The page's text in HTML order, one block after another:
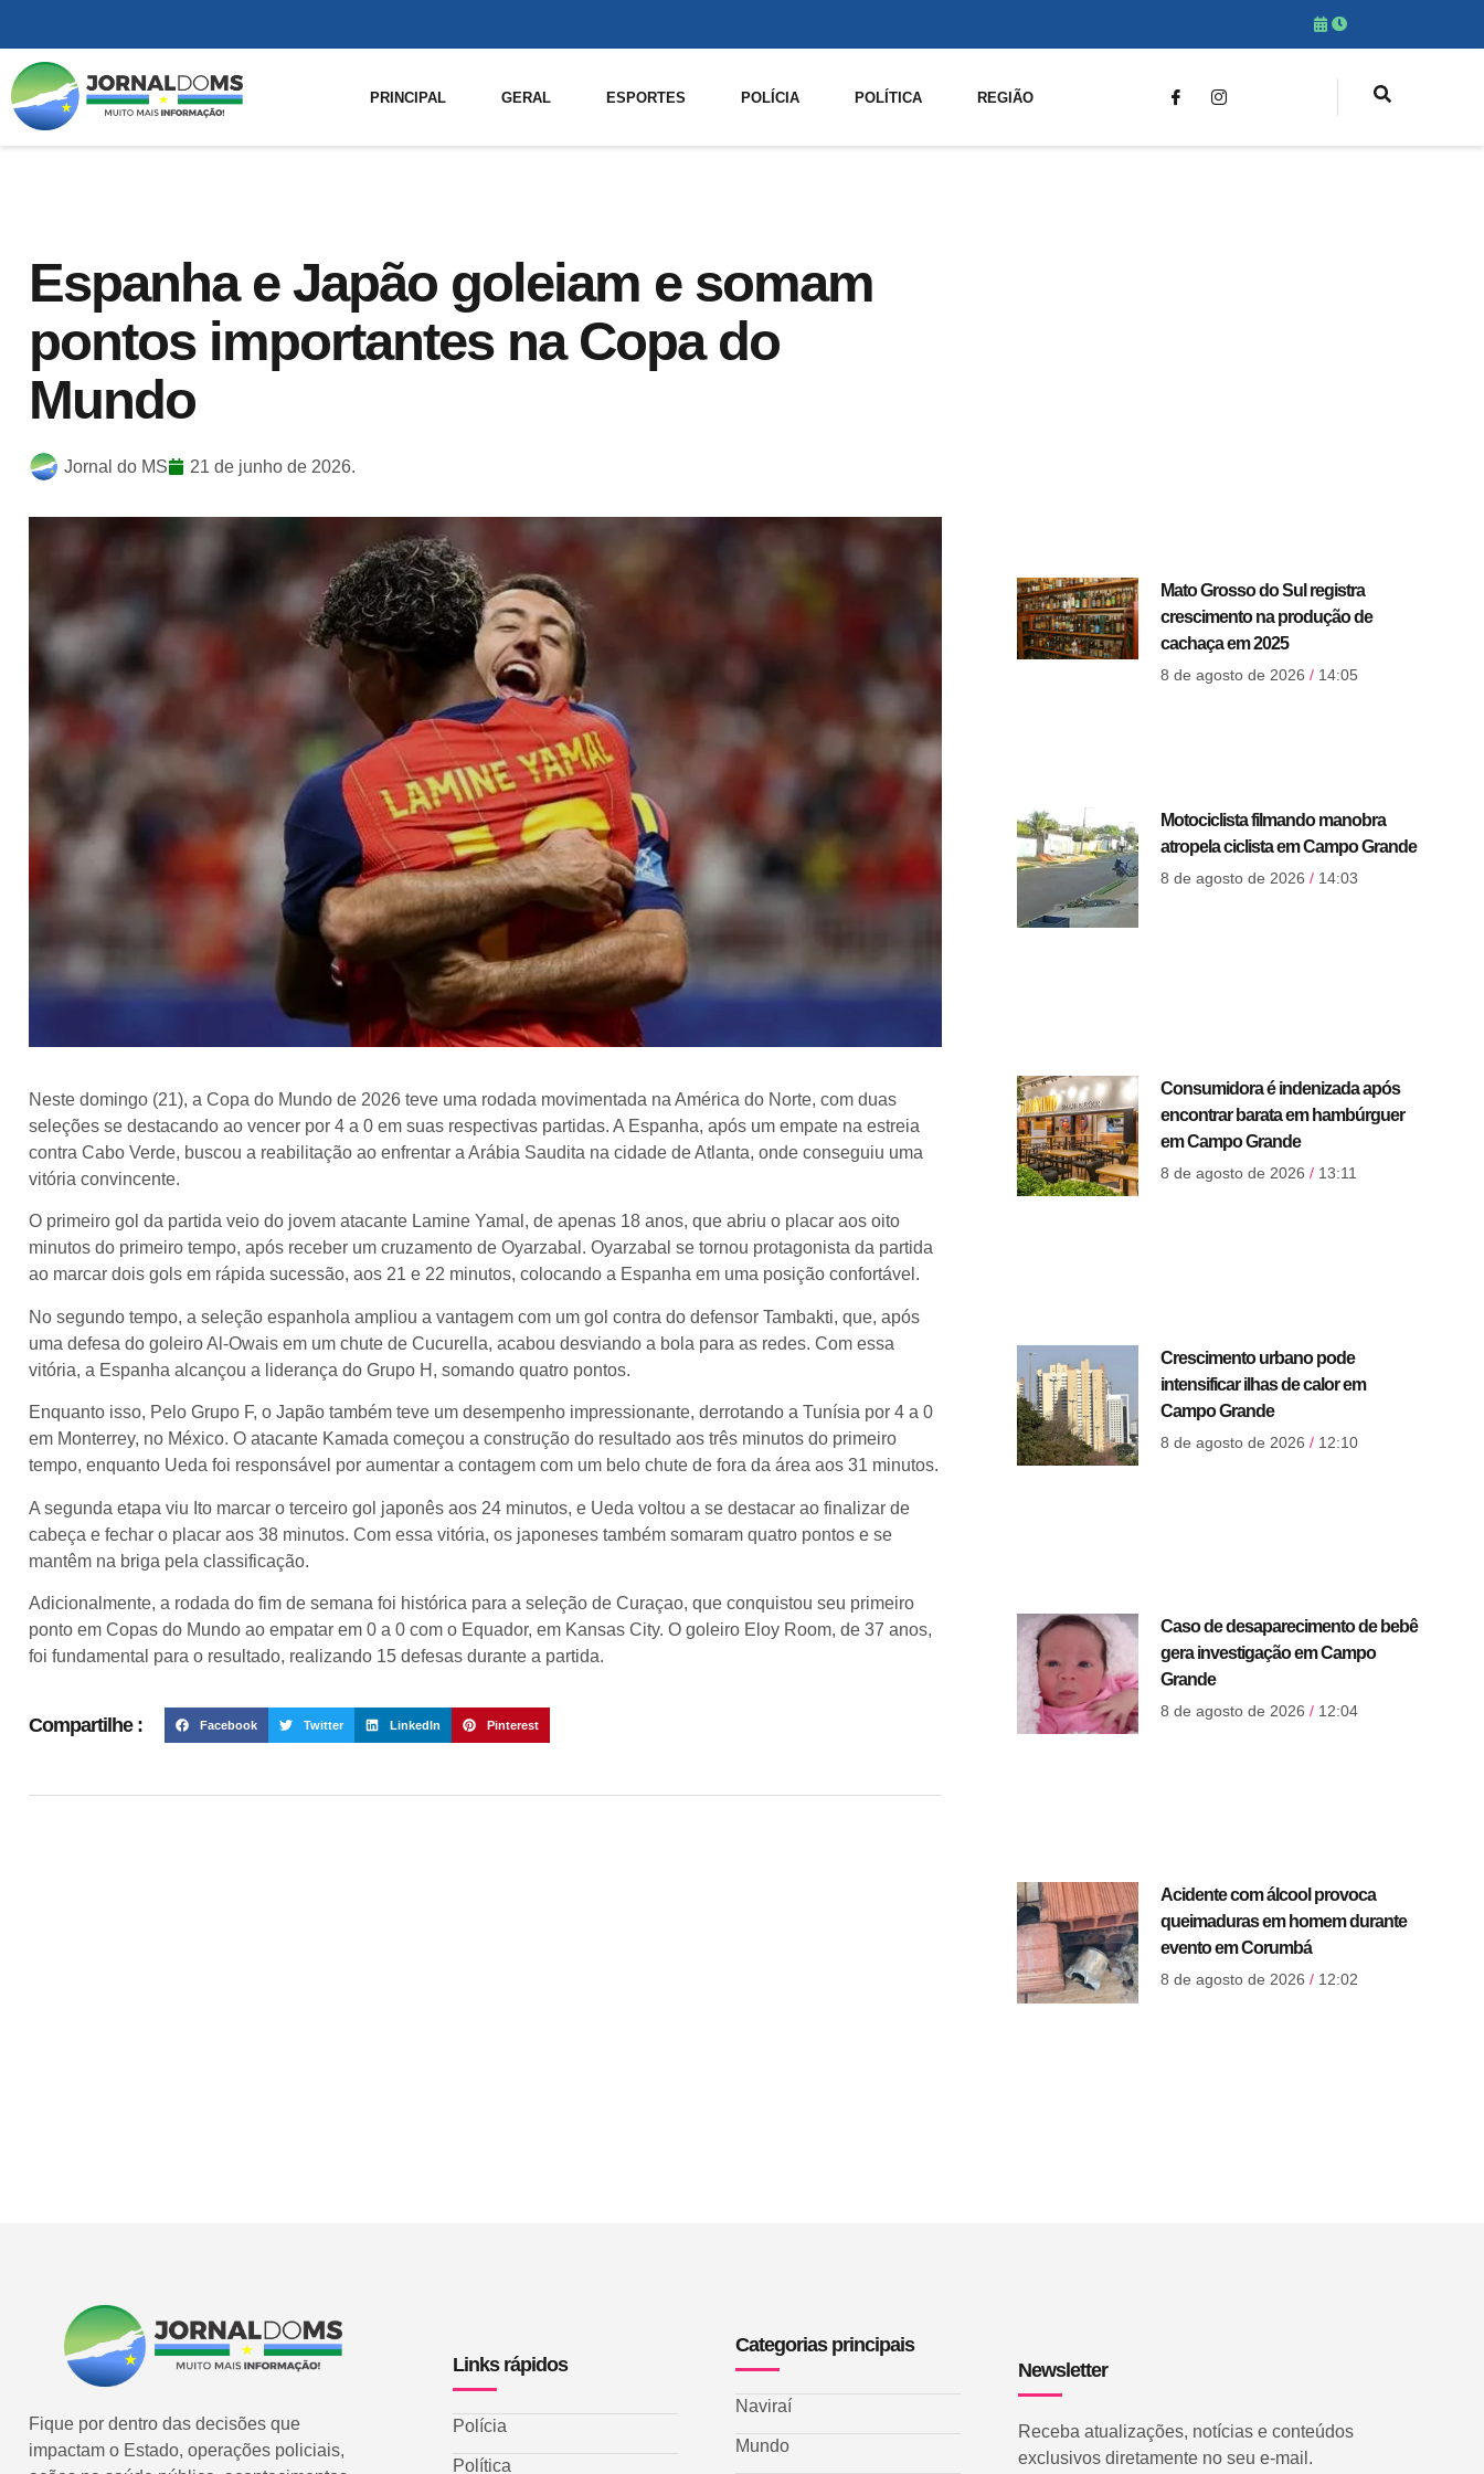
PRINCIPAL GERAL ESPORTES POLÍCIA POLÍTICA REGIÃO
Espanha e Japão goleiam e somam
pontos importantes na Copa do
Mundo
Jornal do MS 21 de junho de 2026.
Neste domingo (21), a Copa do Mundo de 2026 teve uma rodada movimentada na América do Norte, com duas
seleções se destacando ao vencer por 4 a 0 em suas respectivas partidas. A Espanha, após um empate na estreia
contra Cabo Verde, buscou a reabilitação ao enfrentar a Arábia Saudita na cidade de Atlanta, onde conseguiu uma
vitória convincente.
O primeiro gol da partida veio do jovem atacante Lamine Yamal, de apenas 18 anos, que abriu o placar aos oito
minutos do primeiro tempo, após receber um cruzamento de Oyarzabal. Oyarzabal se tornou protagonista da partida
ao marcar dois gols em rápida sucessão, aos 21 e 22 minutos, colocando a Espanha em uma posição confortável.
No segundo tempo, a seleção espanhola ampliou a vantagem com um gol contra do defensor Tambakti, que, após
uma defesa do goleiro Al-Owais em um chute de Cucurella, acabou desviando a bola para as redes. Com essa
vitória, a Espanha alcançou a liderança do Grupo H, somando quatro pontos.
Enquanto isso, Pelo Grupo F, o Japão também teve um desempenho impressionante, derrotando a Tunísia por 4 a 0
em Monterrey, no México. O atacante Kamada começou a construção do resultado aos três minutos do primeiro
tempo, enquanto Ueda foi responsável por aumentar a contagem com um belo chute de fora da área aos 31 minutos.
A segunda etapa viu Ito marcar o terceiro gol japonês aos 24 minutos, e Ueda voltou a se destacar ao finalizar de
cabeça e fechar o placar aos 38 minutos. Com essa vitória, os japoneses também somaram quatro pontos e se
mantêm na briga pela classificação.
Adicionalmente, a rodada do fim de semana foi histórica para a seleção de Curaçao, que conquistou seu primeiro
ponto em Copas do Mundo ao empatar em 0 a 0 com o Equador, em Kansas City. O goleiro Eloy Room, de 37 anos,
foi fundamental para o resultado, realizando 15 defesas durante a partida.
Compartilhe : Facebook Twitter LinkedIn Pinterest
Mato Grosso do Sul registra
crescimento na produção de
cachaça em 2025
8 de agosto de 2026 14:05
Motociclista filmando manobra
atropela ciclista em Campo Grande
8 de agosto de 2026 14:03
Consumidora é indenizada após
encontrar barata em hambúrguer
em Campo Grande
8 de agosto de 2026 13:11
Crescimento urbano pode
intensificar ilhas de calor em
Campo Grande
8 de agosto de 2026 12:10
Caso de desaparecimento de bebê
gera investigação em Campo
Grande
8 de agosto de 2026 12:04
Acidente com álcool provoca
queimaduras em homem durante
evento em Corumbá
8 de agosto de 2026 12:02
Fique por dentro das decisões que
impactam o Estado, operações policiais,
Links rápidos
Polícia
Política
Categorias principais
Naviraí
Mundo
Newsletter
Receba atualizações, notícias e conteúdos
exclusivos diretamente no seu e-mail.